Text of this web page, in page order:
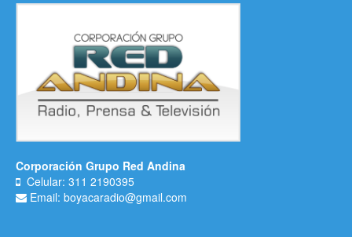
Corporación Grupo Red Andina
Celular: 311 2190395
Email: boyacaradio@gmail.com